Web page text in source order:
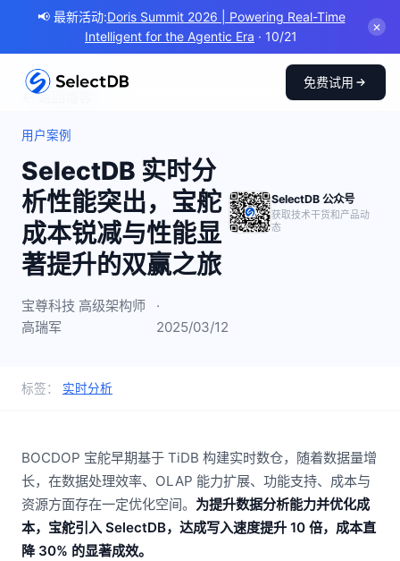
📢 最新活动:Doris Summit 2026 | Powering Real-Time
Intelligent for the Agentic Era · 10/21
✕
免费试用
← 返回博客
用户案例
SelectDB 实时分
析性能突出，宝舵
成本锐减与性能显
著提升的双赢之旅
宝尊科技 高级架构师
高瑞军
·
2025/03/12
SelectDB 公众号
获取技术干货和产品动
态
标签： 实时分析
BOCDOP 宝舵早期基于 TiDB 构建实时数仓，随着数据量增
长，在数据处理效率、OLAP 能力扩展、功能支持、成本与
资源方面存在一定优化空间。 为提升数据分析能力并优化成
本，宝舵引入 SelectDB，达成写入速度提升 10 倍，成本直
降 30% 的显著成效。